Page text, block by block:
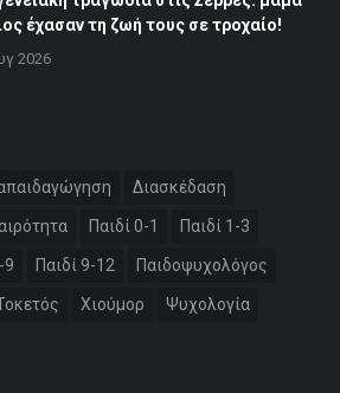
έχασαν τη ζωή τους σε τροχαίο!
2026
Διασκέδαση
Παιδί 0-1 Παιδί 1-3
9 Παιδί 9-12 Παιδοψυχολόγος
Χιούμορ Ψυχολογία